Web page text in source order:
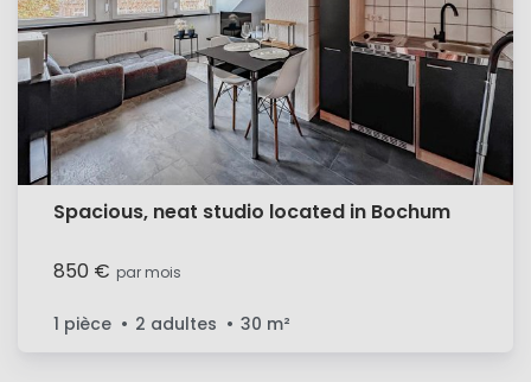
Spacious, neat studio located in Bochum
850 € par mois
1 pièce 2 adultes 30 m²